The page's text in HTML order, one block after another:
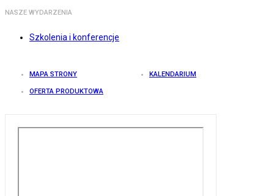
NASZE WYDARZENIA
Szkolenia i konferencje
MAPA STRONY KALENDARIUM
OFERTA PRODUKTOWA